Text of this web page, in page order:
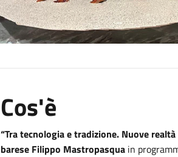
Cos'è
“Tra tecnologia e tradizione. Nuove
barese Filippo Mastropasqua in